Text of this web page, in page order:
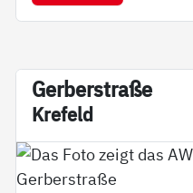
Ger­ber­stra­ße
Kre­feld